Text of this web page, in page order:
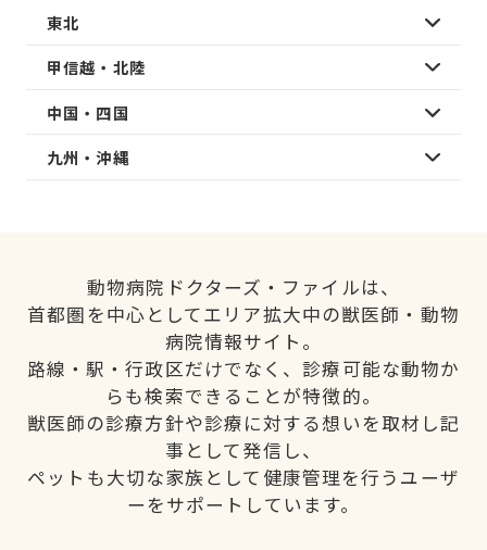
東北
甲信越・北陸
中国・四国
九州・沖縄
動物病院ドクターズ・ファイルは、
首都圏を中心としてエリア拡大中の獣医師・動物
病院情報サイト。
路線・駅・行政区だけでなく、診療可能な動物か
らも検索できることが特徴的。
獣医師の診療方針や診療に対する想いを取材し記
事として発信し、
ペットも大切な家族として健康管理を行うユーザ
ーをサポートしています。